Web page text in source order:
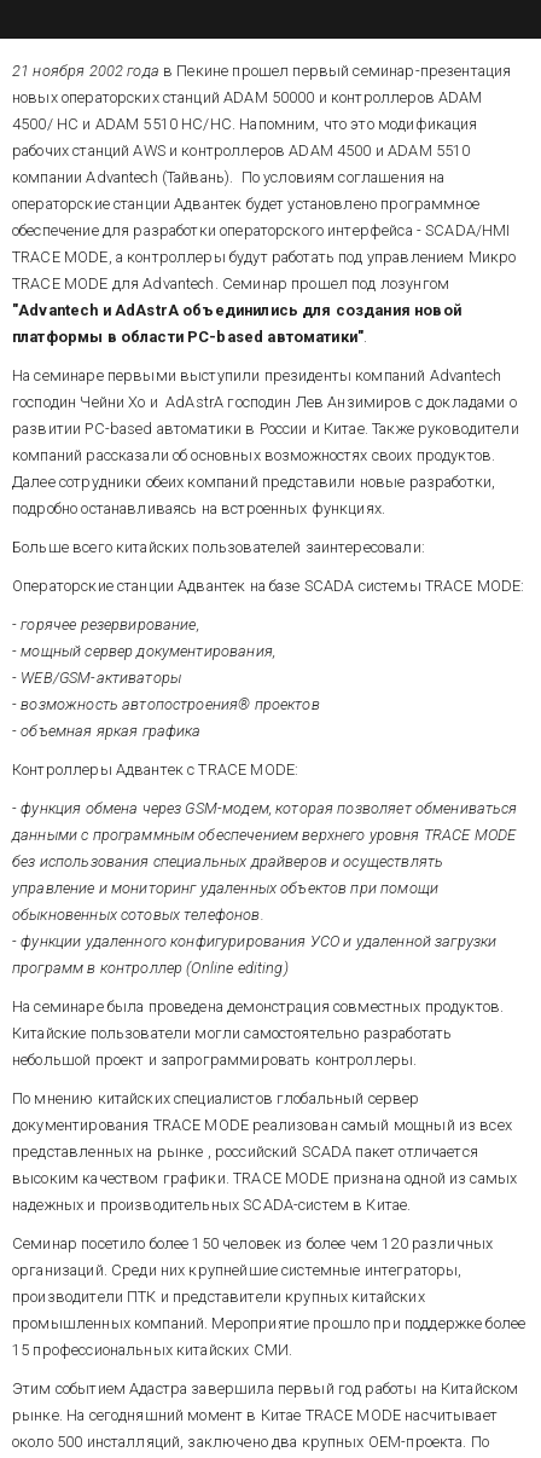
AWS и контроллеров ADAM
4500 и ADAM 5510 компании
Advantech (Тайвань). По
условиям соглашения на
операторские станции Advantech
будет установлено программное
обеспечение для разработки
операторского интерфейса -
SCADA/HMI TRACE MODE, а
контроллеры будут работать
под управлением Микро TRACE
MODE для Адвантек. Семинар
прошел под лозунгом
объединились для создания
новой платформы в области
PC-based автоматики».
21 ноября 2002 года в Пекине прошел первый семинар-презентация
новых операторских станций ADAM 50000 и контроллеров ADAM
4500/ HC и ADAM 5510 HC/HC. Напомним, что это модификация
рабочих станций AWS и контроллеров ADAM 4500 и ADAM 5510
компании Advantech (Тайвань). По условиям соглашения на
операторские станции Адвантек будет установлено программное
обеспечение для разработки операторского интерфейса - SCADA/HMI
TRACE MODE, а контроллеры будут работать под управлением Микро
TRACE MODE для Advantech. Семинар прошел под лозунгом
"Advantech и AdAstrA объединились для создания новой
платформы в области PC-based автоматики".
На семинаре первыми выступили президенты компаний Advantech
господин Чейни Хо и AdAstrA господин Лев Анзимиров с докладами о
развитии PC-based автоматики в России и Китае. Также руководители
компаний рассказали об основных возможностях своих продуктов.
Далее сотрудники обеих компаний представили новые разработки,
подробно останавливаясь на встроенных функциях.
Больше всего китайских пользователей заинтересовали:
Операторские станции Адвантек на базе SCADA системы TRACE MODE:
- горячее резервирование,
- мощный сервер документирования,
- WEB/GSM-активаторы
- возможность автопостроения® проектов
- объемная яркая графика
Контроллеры Адвантек с TRACE MODE:
- функция обмена через GSM-модем, которая позволяет обмениваться
данными с программным обеспечением верхнего уровня TRACE MODE
без использования специальных драйверов и осуществлять
управление и мониторинг удаленных объектов при помощи
обыкновенных сотовых телефонов.
- функции удаленного конфигурирования УСО и удаленной загрузки
программ в контроллер (Online editing)
На семинаре была проведена демонстрация совместных продуктов.
Китайские пользователи могли самостоятельно разработать
небольшой проект и запрограммировать контроллеры.
По мнению китайских специалистов глобальный сервер
документирования TRACE MODE реализован самый мощный из всех
представленных на рынке , российский SCADA пакет отличается
высоким качеством графики. TRACE MODE признана одной из самых
надежных и производительных SCADA-систем в Китае.
Семинар посетило более 150 человек из более чем 120 различных
организаций. Среди них крупнейшие системные интеграторы,
производители ПТК и представители крупных китайских
промышленных компаний. Мероприятие прошло при поддержке более
15 профессиональных китайских СМИ.
Этим событием Адастра завершила первый год работы на Китайском
рынке. На сегодняшний момент в Китае TRACE MODE насчитывает
около 500 инсталляций, заключено два крупных ОЕМ-проекта. По